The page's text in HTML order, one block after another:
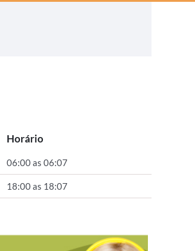
Horário
06:00 as 06:07
18:00 as 18:07